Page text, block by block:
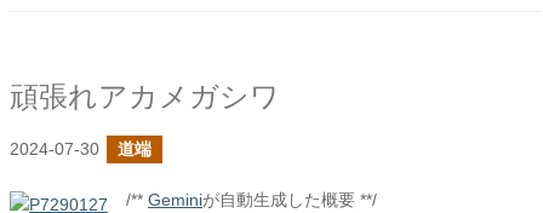
頑張れアカメガシワ
2024-07-30 道端
/** Geminiが自動生成した概要 **/